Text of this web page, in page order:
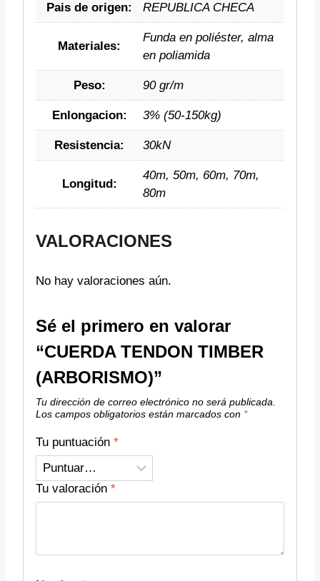
Pais de origen: REPUBLICA CHECA
Materiales:
Funda en poliéster, alma
en poliamida
Peso: 90 gr/m
Enlongacion: 3% (50-150kg)
Resistencia: 30kN
Longitud:
40m, 50m, 60m, 70m,
80m
VALORACIONES
No hay valoraciones aún.
Sé el primero en valorar
“CUERDA TENDON TIMBER
(ARBORISMO)”
Tu dirección de correo electrónico no será publicada.
Los campos obligatorios están marcados con *
Tu puntuación *
Tu valoración *